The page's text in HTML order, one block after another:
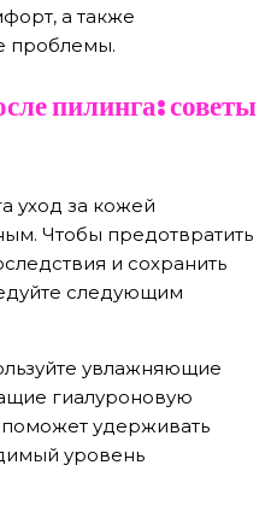
а также
проблемы.
пилинга: советы
уход за кожей
Чтобы предотвратить
и сохранить
следующим
увлажняющие
гиалуроновую
поможет удерживать
уровень